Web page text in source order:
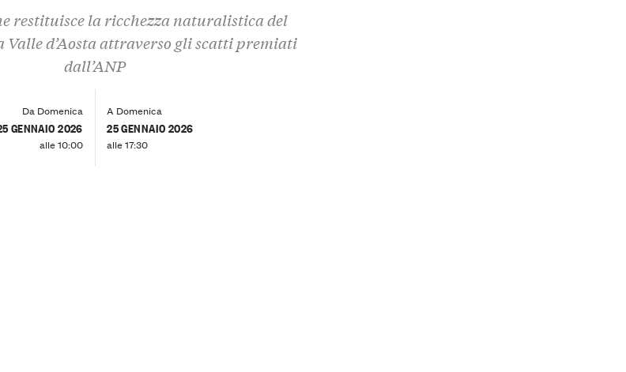
restituisce la ricchezza naturalistica del
Valle d’Aosta attraverso gli scatti premiati
dall’ANP
Da Domenica
GENNAIO 2026
alle 10:00
A Domenica
25 GENNAIO 2026
alle 17:30